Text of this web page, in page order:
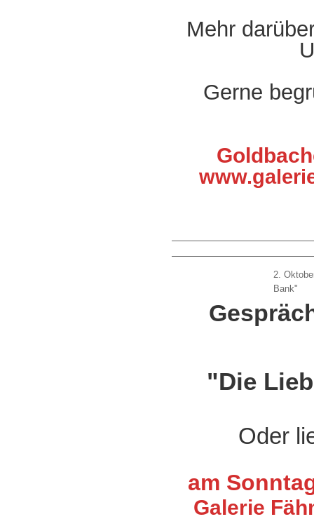
Mehr
Gerne
2.
Bank"
"Die
Oder
am
Galerie